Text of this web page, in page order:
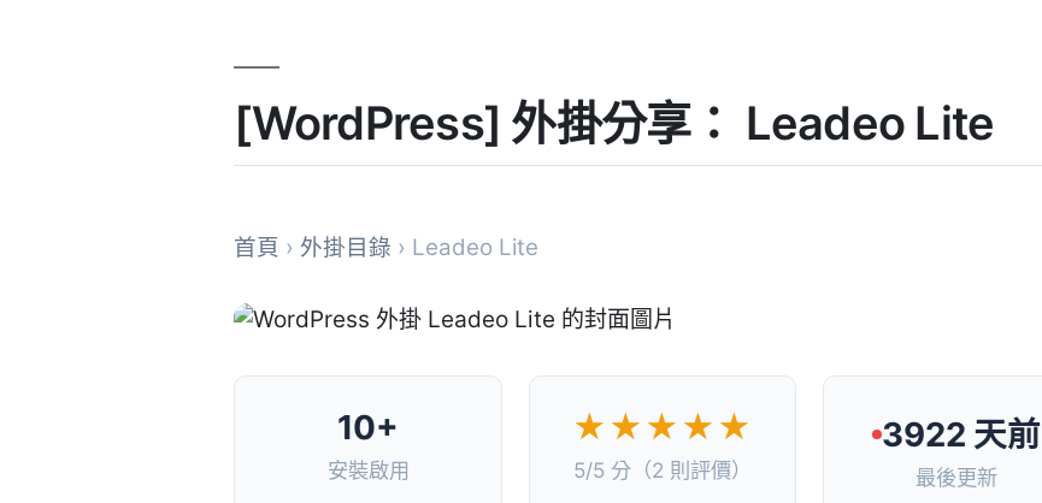
[WordPress] 外掛分享： Leadeo Lite
首頁 › 外掛目錄 › Leadeo Lite
10+
安裝啟用
★★★★★
5/5 分（2 則評價）
3922 天前
最後更新